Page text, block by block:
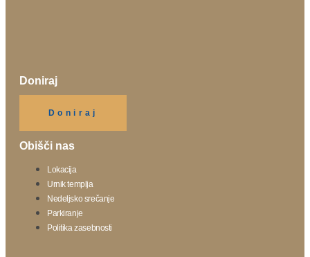
Doniraj
Doniraj
Obišči nas
Lokacija
Urnik templja
Nedeljsko srečanje
Parkiranje
Politika zasebnosti